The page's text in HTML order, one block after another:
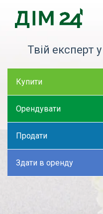
Твій експерт
Купити
Орендувати
Продати
Здати в оренду